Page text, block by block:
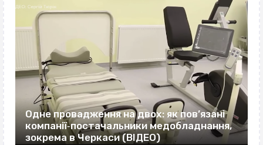
Одне провадження на двох: як пов’язані
компанії‐постачальники медобладнання,
зокрема в Черкаси (ВІДЕО)